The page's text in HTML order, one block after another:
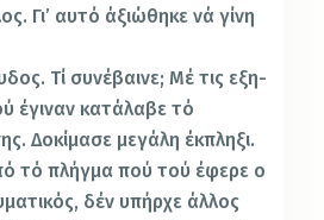
Γι’ αυτό άξιώθηκε νά γίνη
Τί συνέβαινε; Μέ τις εξη­
έγιναν κατάλαβε τό
Δοκίμασε μεγάλη έκπληξι.
τό πλήγμα πού τού έφερε ο
δέν υπήρχε άλλος